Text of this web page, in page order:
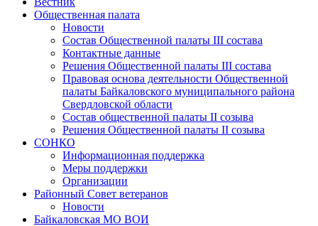
Общественная палата
Новости
Состав Общественной палаты III состава
Контактные данные
Решения Общественной палаты III состава
Правовая основа деятельности Общественной
палаты Байкаловского муниципального района
Свердловской области
Состав общественной палаты II созыва
Решения Общественной палаты II созыва
СОНКО
Информационная поддержка
Меры поддержки
Организации
Районный Совет ветеранов
Новости
Байкаловская МО ВОИ